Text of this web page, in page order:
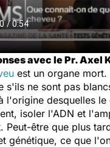
avec le Pr.
est un organe
s'ils ne sont pas
l'origine desquelles
isoler l'ADN et
Peut-être que plus
génétique, ce que